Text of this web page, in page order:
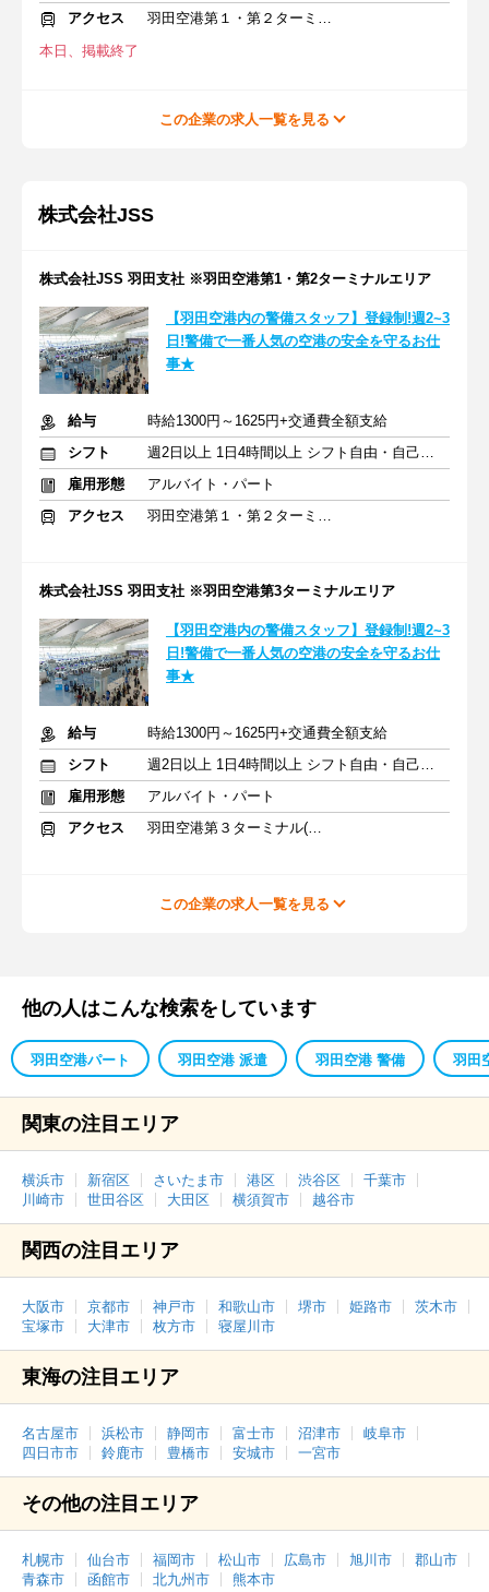
アクセス
羽田空港第１・第２ターミナル(京急)駅
本日、掲載終了
この企業の求人一覧を見る
株式会社JSS
株式会社JSS 羽田支社 ※羽田空港第1・第2ターミナルエリア
【羽田空港内の警備スタッフ】登録制!週2~3
日!警備で一番人気の空港の安全を守るお仕
事★
給与
時給1300円～1625円+交通費全額支給
シフト
週2日以上 1日4時間以上 シフト自由・自己申告
雇用形態
アルバイト・パート
アクセス
羽田空港第１・第２ターミナル(京急)駅
株式会社JSS 羽田支社 ※羽田空港第3ターミナルエリア
【羽田空港内の警備スタッフ】登録制!週2~3
日!警備で一番人気の空港の安全を守るお仕
事★
給与
時給1300円～1625円+交通費全額支給
シフト
週2日以上 1日4時間以上 シフト自由・自己申告
雇用形態
アルバイト・パート
アクセス
羽田空港第３ターミナル(京急)駅
この企業の求人一覧を見る
他の人はこんな検索をしています
羽田空港パート 羽田空港 派遣 羽田空港 警備 羽田
関東の注目エリア
横浜市 新宿区 さいたま市 港区 渋谷区
千葉市
川崎市
世田谷区 大田区 横須賀市 越谷市
関西の注目エリア
大阪市 京都市 神戸市 和歌山市 堺市 姫路市
茨木市
宝塚市
大津市 枚方市 寝屋川市
東海の注目エリア
名古屋市 浜松市 静岡市 富士市 沼津市
岐阜市
四日市市
鈴鹿市 豊橋市 安城市 一宮市
その他の注目エリア
札幌市 仙台市 福岡市 松山市 広島市 旭川市
郡山市
青森市
函館市 北九州市 熊本市